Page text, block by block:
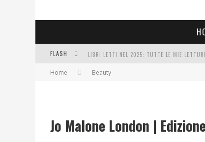
FLASH LIBRI LETTI NEL 2025: TUTTE LE MIE
COSA VEDIAMO QUESTA SERA? TE LO DICO
Home Beauty
Jo Malone London |